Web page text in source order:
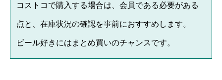
コストコで購入する場合は、会員である必要がある
点と、在庫状況の確認を事前におすすめします。
ビール好きにはまとめ買いのチャンスです。